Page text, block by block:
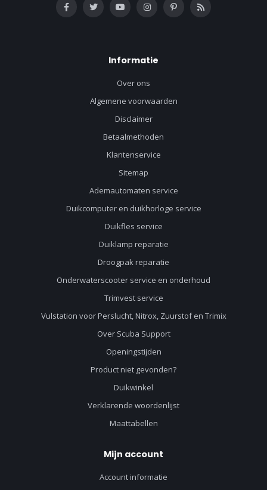
Informatie
Over ons
Algemene voorwaarden
Disclaimer
Betaalmethoden
Klantenservice
Sitemap
Ademautomaten service
Duikcomputer en duikhorloge service
Duikfles service
Duiklamp reparatie
Droogpak reparatie
Onderwaterscooter service en onderhoud
Trimvest service
Vulstation voor Perslucht, Nitrox, Zuurstof en Trimix
Over Scuba Support
Openingstijden
Product niet gevonden?
Duikwinkel
Verklarende woordenlijst
Maattabellen
Mijn account
Account informatie